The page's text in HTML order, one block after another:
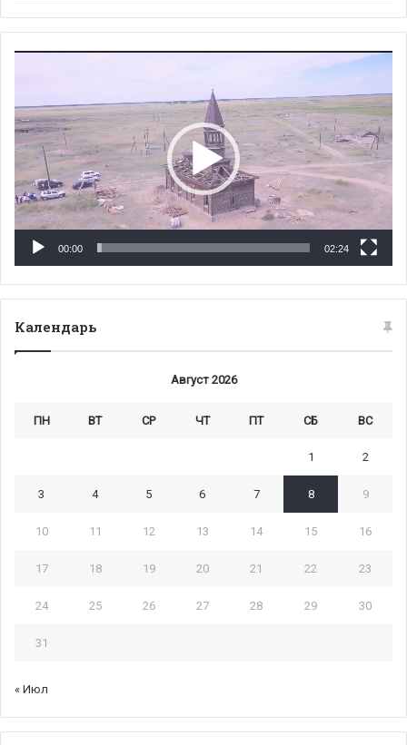
00:00 02:24
Календарь
Август 2026
ПН ВТ СР ЧТ ПТ СБ ВС
1 2
3 4 5 6 7 8 9
10 11 12 13 14 15 16
17 18 19 20 21 22 23
24 25 26 27 28 29 30
31
« Июл